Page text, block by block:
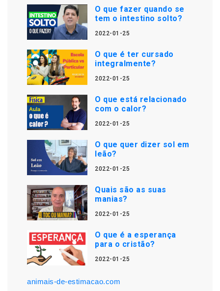
O que fazer quando se
tem o intestino solto?
2022-01-25
O que é ter cursado
integralmente?
2022-01-25
O que está relacionado
com o calor?
2022-01-25
O que quer dizer sol em
leão?
2022-01-25
Quais são as suas
manias?
2022-01-25
O que é a esperança
para o cristão?
2022-01-25
animais-de-estimacao.com